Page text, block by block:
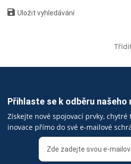
Uložit vyhledávání
Přihlaste se k odběru
Získejte nové spojovací prvky,
inovace přímo do své e-mailové